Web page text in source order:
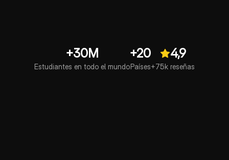
+30M
Estudiantes en todo el mundo
+20
Países
4,9
+75k reseñas